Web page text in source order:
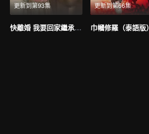
更新到第93集
快離婚 我要回家繼承億萬家產
更新到第66集
巾幗修羅（泰語版）